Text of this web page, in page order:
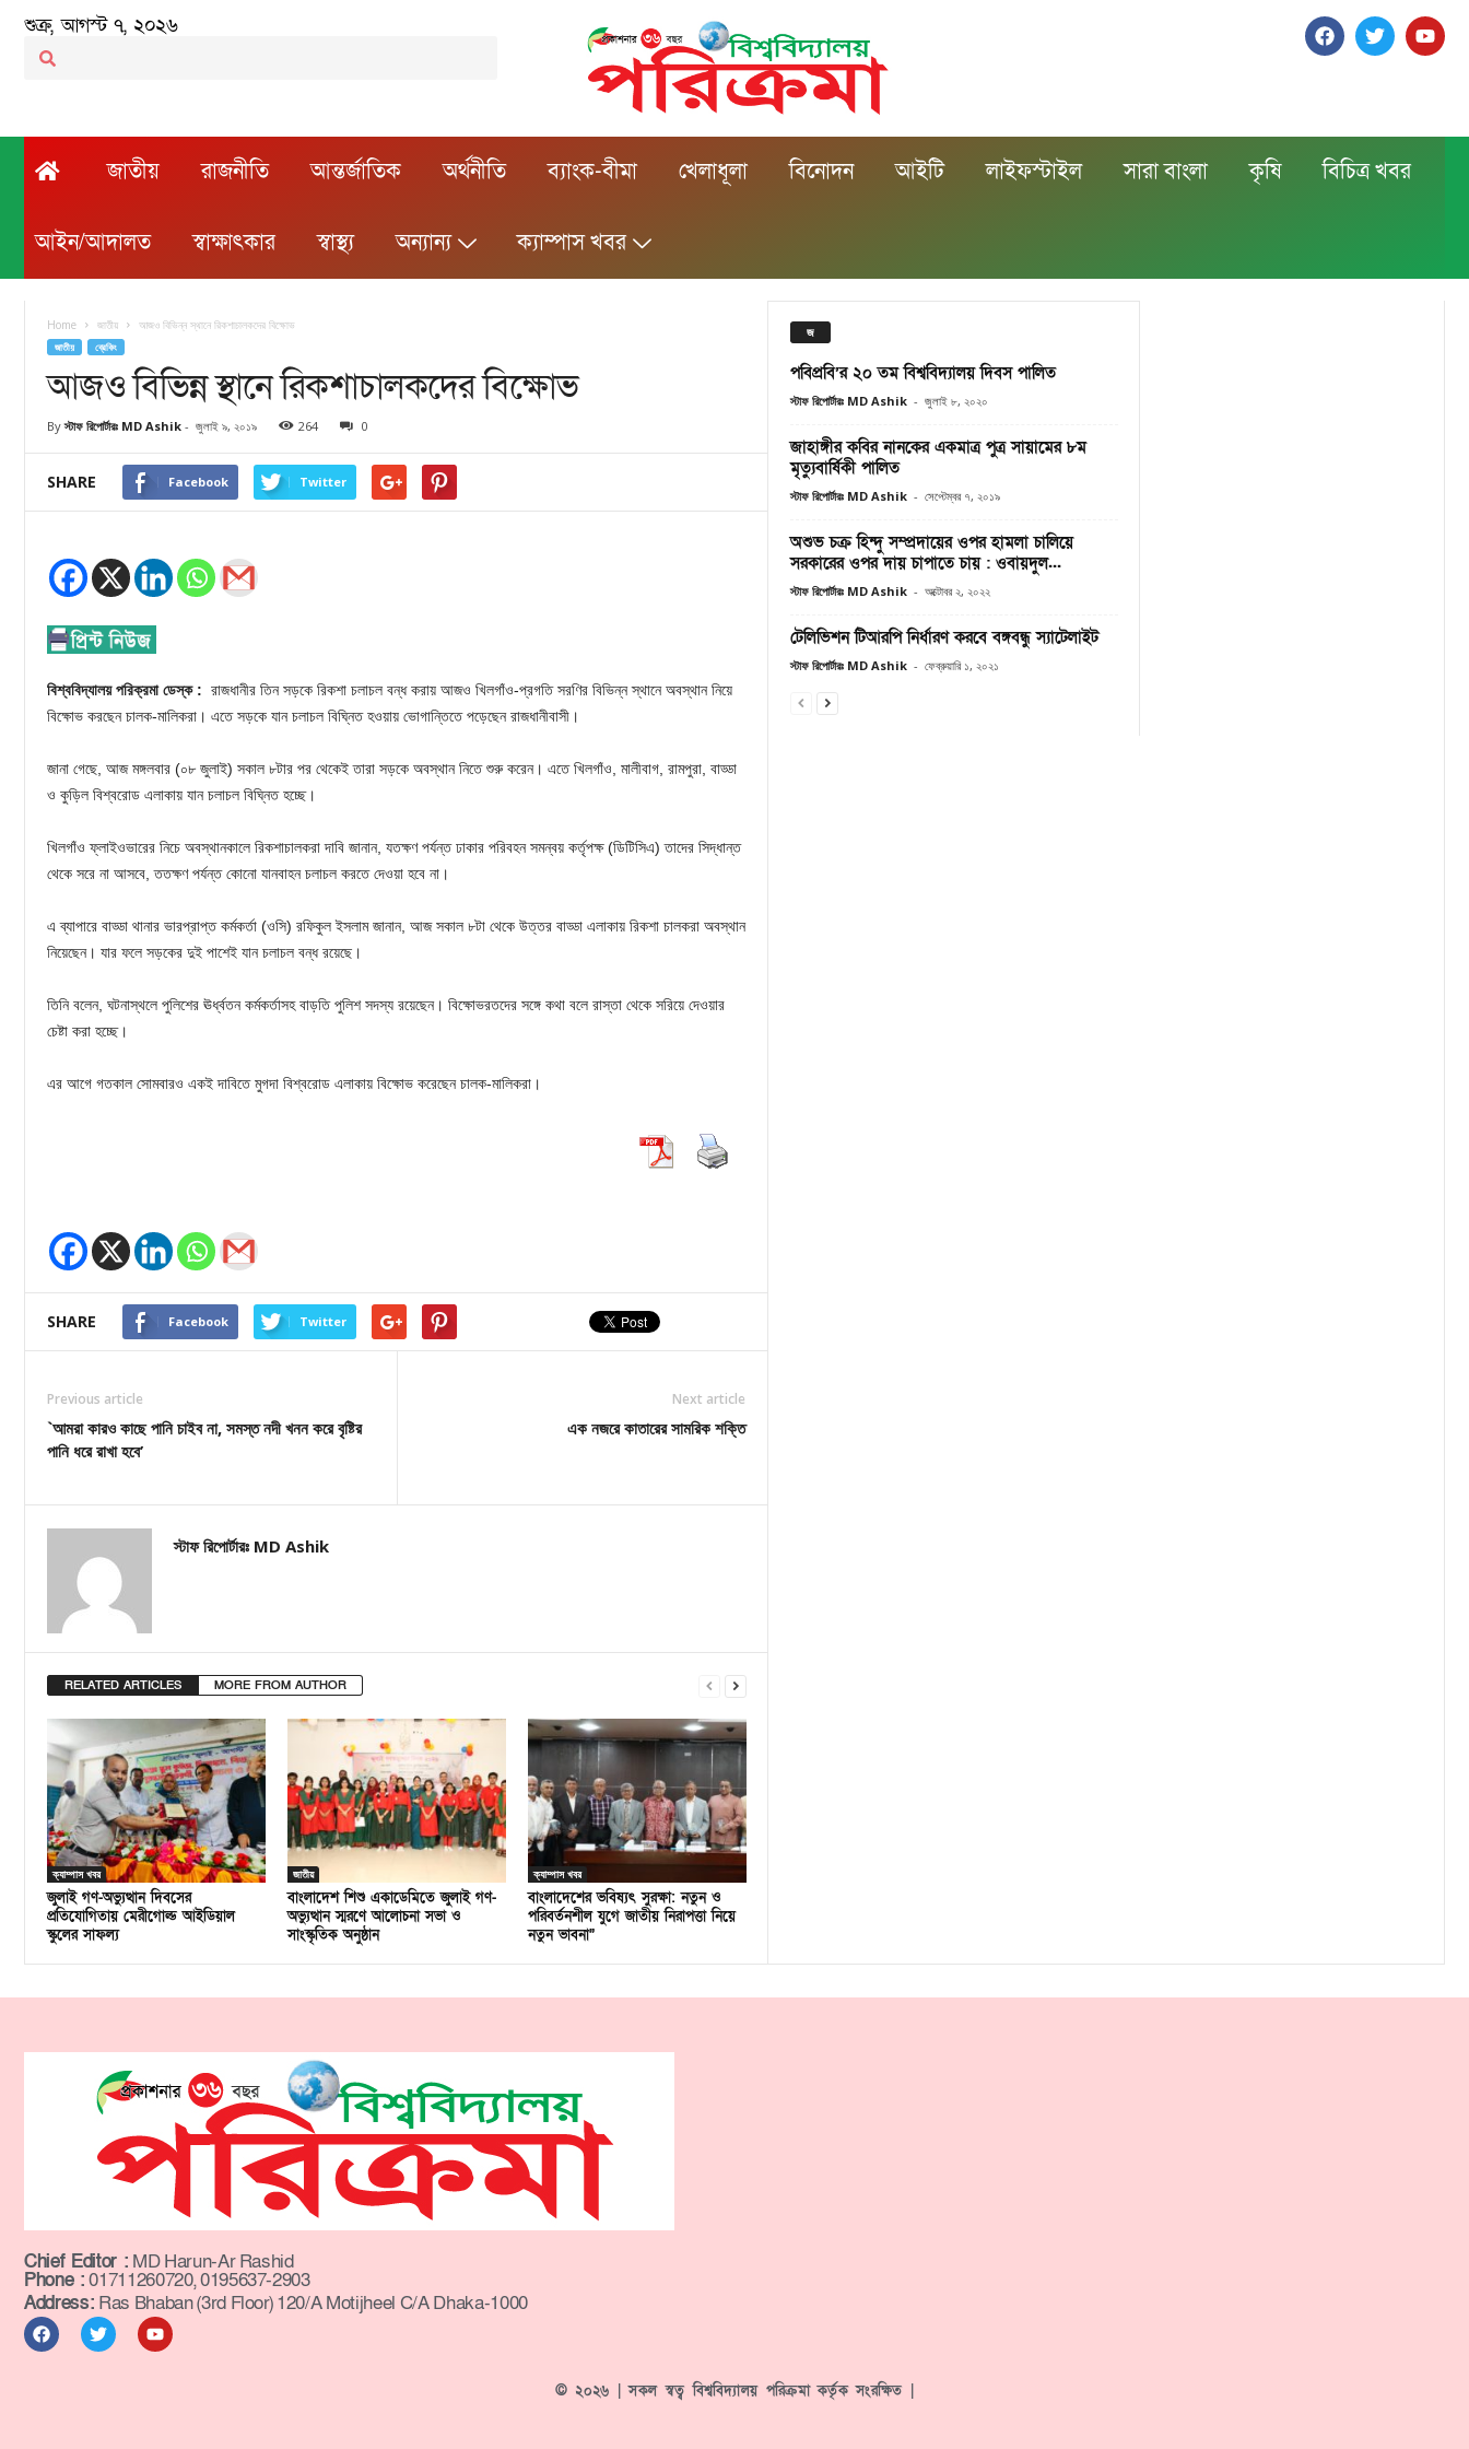
শুক্র, আগস্ট ৭, ২০২৬
জাতীয় রাজনীতি আন্তর্জাতিক অর্থনীতি ব্যাংক-বীমা খেলাধূলা বিনোদন আইটি লাইফস্টাইল সারা বাংলা কৃষি বিচিত্র খবর
আইন/আদালত স্বাক্ষাৎকার স্বাস্থ্য অন্যান্য ক্যাম্পাস খবর
Home জাতীয় আজও বিভিন্ন স্থানে রিকশাচালকদের বিক্ষোভ
জাতীয় ব্রেকিং
আজও বিভিন্ন স্থানে রিকশাচালকদের বিক্ষোভ
By স্টাফ রিপোর্টারঃ MD Ashik - জুলাই ৯, ২০১৯ 264 0
SHARE Facebook Twitter
বিশ্ববিদ্যালয় পরিক্রমা ডেস্ক : রাজধানীর তিন সড়কে রিকশা চলাচল বন্ধ করায় আজও খিলগাঁও-প্রগতি সরণির বিভিন্ন স্থানে অবস্থান নিয়ে
বিক্ষোভ করছেন চালক-মালিকরা। এতে সড়কে যান চলাচল বিঘ্নিত হওয়ায় ভোগান্তিতে পড়েছেন রাজধানীবাসী।
জানা গেছে, আজ মঙ্গলবার (০৮ জুলাই) সকাল ৮টার পর থেকেই তারা সড়কে অবস্থান নিতে শুরু করেন। এতে খিলগাঁও, মালীবাগ, রামপুরা, বাড্ডা
ও কুড়িল বিশ্বরোড এলাকায় যান চলাচল বিঘ্নিত হচ্ছে।
খিলগাঁও ফ্লাইওভারের নিচে অবস্থানকালে রিকশাচালকরা দাবি জানান, যতক্ষণ পর্যন্ত ঢাকার পরিবহন সমন্বয় কর্তৃপক্ষ (ডিটিসিএ) তাদের সিদ্ধান্ত
থেকে সরে না আসবে, ততক্ষণ পর্যন্ত কোনো যানবাহন চলাচল করতে দেওয়া হবে না।
এ ব্যাপারে বাড্ডা থানার ভারপ্রাপ্ত কর্মকর্তা (ওসি) রফিকুল ইসলাম জানান, আজ সকাল ৮টা থেকে উত্তর বাড্ডা এলাকায় রিকশা চালকরা অবস্থান
নিয়েছেন। যার ফলে সড়কের দুই পাশেই যান চলাচল বন্ধ রয়েছে।
তিনি বলেন, ঘটনাস্থলে পুলিশের ঊর্ধ্বতন কর্মকর্তাসহ বাড়তি পুলিশ সদস্য রয়েছেন। বিক্ষোভরতদের সঙ্গে কথা বলে রাস্তা থেকে সরিয়ে দেওয়ার
চেষ্টা করা হচ্ছে।
এর আগে গতকাল সোমবারও একই দাবিতে মুগদা বিশ্বরোড এলাকায় বিক্ষোভ করেছেন চালক-মালিকরা।
SHARE Facebook Twitter
Previous article
`আমরা কারও কাছে পানি চাইব না, সমস্ত নদী খনন করে বৃষ্টির
পানি ধরে রাখা হবে’
Next article
এক নজরে কাতারের সামরিক শক্তি
স্টাফ রিপোর্টারঃ MD Ashik
RELATED ARTICLES MORE FROM AUTHOR
ক্যাম্পাস খবর
জুলাই গণ-অভ্যুত্থান দিবসের
প্রতিযোগিতায় মেরীগোল্ড আইডিয়াল
স্কুলের সাফল্য
জাতীয়
বাংলাদেশ শিশু একাডেমিতে জুলাই গণ-
অভ্যুত্থান স্মরণে আলোচনা সভা ও
সাংস্কৃতিক অনুষ্ঠান
ক্যাম্পাস খবর
বাংলাদেশের ভবিষ্যৎ সুরক্ষা: নতুন ও
পরিবর্তনশীল যুগে জাতীয় নিরাপত্তা নিয়ে
নতুন ভাবনা”
জ
পবিপ্রবি’র ২০ তম বিশ্ববিদ্যালয় দিবস পালিত
স্টাফ রিপোর্টারঃ MD Ashik - জুলাই ৮, ২০২০
জাহাঙ্গীর কবির নানকের একমাত্র পুত্র সায়ামের ৮ম
মৃত্যুবার্ষিকী পালিত
স্টাফ রিপোর্টারঃ MD Ashik - সেপ্টেম্বর ৭, ২০১৯
অশুভ চক্র হিন্দু সম্প্রদায়ের ওপর হামলা চালিয়ে
সরকারের ওপর দায় চাপাতে চায় : ওবায়দুল...
স্টাফ রিপোর্টারঃ MD Ashik - অক্টোবর ২, ২০২২
টেলিভিশন টিআরপি নির্ধারণ করবে বঙ্গবন্ধু স্যাটেলাইট
স্টাফ রিপোর্টারঃ MD Ashik - ফেব্রুয়ারি ১, ২০২১
Chief Editor : MD Harun-Ar Rashid
Phone :01711260720, 0195637-2903
Address: Ras Bhaban (3rd Floor) 120/A Motijheel C/A Dhaka-1000
© ২০২৬ | সকল স্বত্ব বিশ্ববিদ্যালয় পরিক্রমা কর্তৃক সংরক্ষিত |